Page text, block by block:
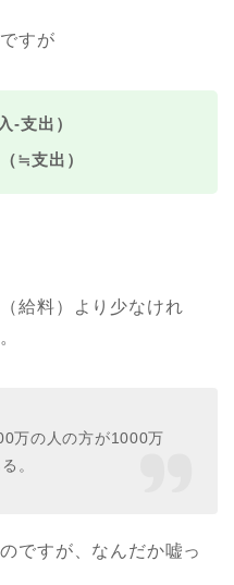
すが
-支出）
≒支出）
給料）より少なけれ
万の人の方が1000万
。
ですが、なんだか嘘っ